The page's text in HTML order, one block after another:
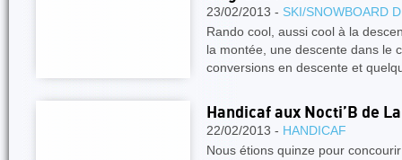
23/02/2013 - SKI/SNOWBOARD
Rando cool, aussi cool à la
la montée, une descente dans le
conversions en descente et
Handicaf aux Nocti’B de
22/02/2013 - HANDICAF
Nous étions quinze pour